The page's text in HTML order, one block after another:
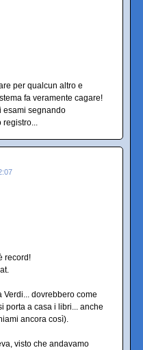
per qualcun altro e
fa veramente cagare!
esami segnando
registro...
record!
dovrebbero come
porta a casa i libri... anche
ancora così).
visto che andavamo